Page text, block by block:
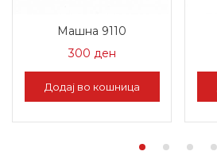
Машна 9110
300 ден
Додај во кошница